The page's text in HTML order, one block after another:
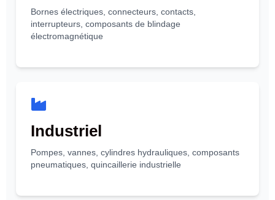
Bornes électriques, connecteurs, contacts,
interrupteurs, composants de blindage
électromagnétique
Industriel
Pompes, vannes, cylindres hydrauliques, composants
pneumatiques, quincaillerie industrielle